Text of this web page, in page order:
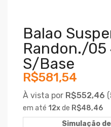
Balao
Randon./
S/base
R$581,54
À vista por R$552,46 (
em até 12xde R$48,46
Simulação